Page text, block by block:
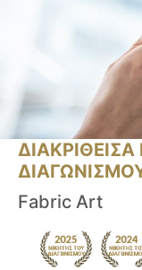
ΔΙΑΓΩΝΙΣΜΟΥ
Fabric Art